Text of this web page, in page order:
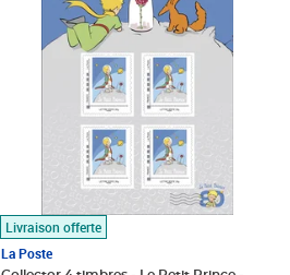
Livraison offerte
La Poste